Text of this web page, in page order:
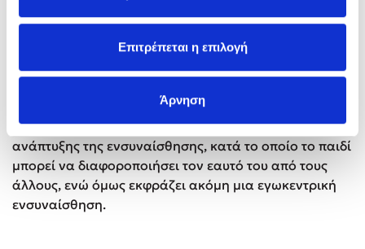
Επιτρέπεται η επιλογή
Άρνηση
τους άλλους, ιδιαίτερα για αυτούς που τα φροντίζουν,
και την ίδια χρονική περίοδο αρχίζουν να ξεχωρίζουν
τους άλλους από τον εαυτό τους. Μέχρι τους δεκαέξι
στοιχειώδεις τρόπους, όπως η προσφορά αγκαλιάς
και εκεί, στα δύο χρόνια, ξεκινάει το δεύτερο στάδιο
ανάπτυξης της ενσυναίσθησης, κατά το οποίο το παιδί
μπορεί να διαφοροποιήσει τον εαυτό του από τους
άλλους, ενώ όμως εκφράζει ακόμη μια εγωκεντρική
ενσυναίσθηση.